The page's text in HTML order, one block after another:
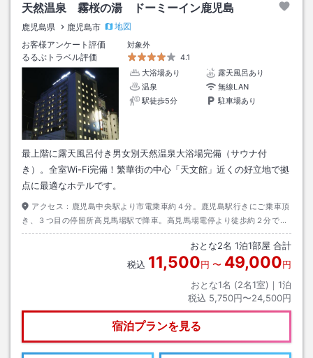
天然温泉 霧桜の湯 ドーミーイン鹿児島
鹿児島県 鹿児島市
地図
お客様アンケート評価
対象外
るるぶトラベル評価
4.1
大浴場あり
露天風呂あり
温泉
無線LAN
駅徒歩5分
駐車場あり
最上階に露天風呂付き男女別天然温泉大浴場完備（サウナ付
き）。全室Wi-Fi完備！繁華街の中心「天文館」近くの好立地で拠
点に最適なホテルです。
アクセス： 鹿児島中央駅より市電乗車約４分。鹿児島駅行きにご乗車頂
き、３つ目の停留所高見馬場駅で降車。高見馬場電停より徒歩約２分で
す。
おとな2名 1泊1部屋 合計
税込 11,500円 〜 49,000円
おとな1名 (2名1室)｜ 1泊
税込 5,750円〜24,500円
宿泊プランを見る